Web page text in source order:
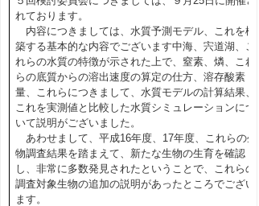
れております。
内容につきましては、水質予測モデル、これを構
築する基本的な内容でございます中海、宍道湖、こ
れらの水質の特徴が示された上で、窒素、燐、これ
らの底質からの溶出速度の算定の仕方、溶存酸素
量、これらにつきまして、水質モデルの計算結果、
これを実測値と比較した水質シミュレーションにつ
いて説明がございました。
あわせまして、平成16年度、17年度、これらの生
物調査結果を踏まえて、新たな生物の生育を確認
し、非常に多数発見されたということで、これらの
調査対象生物の追加の説明があったところでござい
ます。